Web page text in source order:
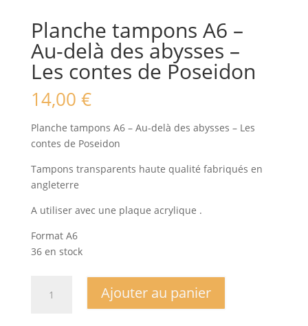
Planche tampons A6 –
Au-delà des abysses –
Les contes de Poseidon
14,00 €
Planche tampons A6 – Au-delà des abysses – Les
contes de Poseidon
Tampons transparents haute qualité fabriqués en
angleterre
A utiliser avec une plaque acrylique .
Format A6
36 en stock
Ajouter au panier